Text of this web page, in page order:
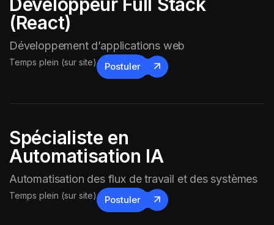
(React)
Développement d’applications web
Temps plein (sur site) Postuler
Spécialiste en
Automatisation IA
Automatisation des flux de travail et des systèmes
Temps plein (sur site) Postuler